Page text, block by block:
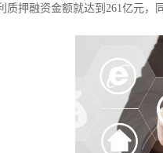
押融资金额就达到261亿元，